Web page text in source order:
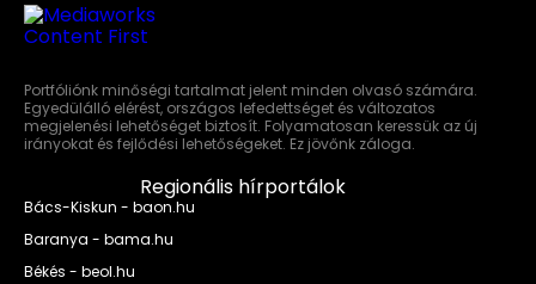
Portfóliónk minőségi tartalmat jelent minden olvasó számára.
Egyedülálló elérést, országos lefedettséget és változatos
megjelenési lehetőséget biztosít. Folyamatosan keressük az új
irányokat és fejlődési lehetőségeket. Ez jövőnk záloga.
Regionális hírportálok
Bács-Kiskun - baon.hu
Baranya - bama.hu
Békés - beol.hu